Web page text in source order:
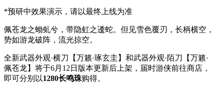
*预研中效果演示，请以最终上线为准
佩苍龙之蚴虬兮，带隐虹之逶蛇。但见雪色覆刃，长柄横空，
势如游龙破阵，流光掠空。
全新武器外观·横刀【万籁·琢玄圭】和武器外观·陌刀【万籁·
佩苍龙】将于6月12日版本更新后上架，届时游侠前往商店，
即可分别以1280长鸣珠购得。